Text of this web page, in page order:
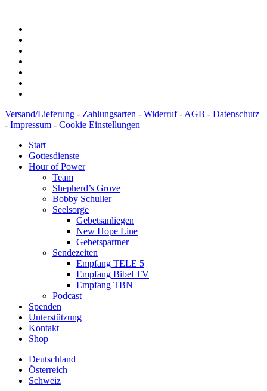
Versand/Lieferung - Zahlungsarten - Widerruf- AGB - Datenschutz
- Impressum - Cookie Einstellungen
Start
Gottesdienste
Hour of Power
Team
Shepherd’s Grove
Bobby Schuller
Seelsorge
Gebetsanliegen
New Hope Line
Gebetspartner
Sendezeiten
Empfang TELE 5
Empfang Bibel TV
Empfang TBN
Podcast
Spenden
Unterstützung
Kontakt
Shop
Deutschland
Österreich
Schweiz